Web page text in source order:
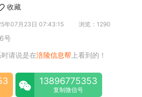
收藏
年07月23日 07:43:15 浏览：1290
号
请说是在涪陵信息帮 上看到的！
13896775353
复制微信号